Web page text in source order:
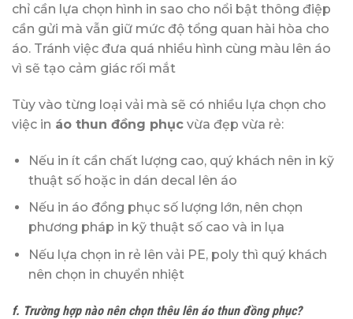
chỉ cần lựa chọn hình in sao cho nổi bật thông điệp
cần gửi mà vẫn giữ mức độ tổng quan hài hòa cho
áo. Tránh việc đưa quá nhiều hình cùng màu lên áo
vì sẽ tạo cảm giác rối mắt
Tùy vào từng loại vải mà sẽ có nhiều lựa chọn cho
việc in áo thun đồng phục vừa đẹp vừa rẻ:
Nếu in ít cần chất lượng cao, quý khách nên in kỹ
thuật số hoặc in dán decal lên áo
Nếu in áo đồng phục số lượng lớn, nên chọn
phương pháp in kỹ thuật số cao và in lụa
Nếu lựa chọn in rẻ lên vải PE, poly thì quý khách
nên chọn in chuyển nhiệt
f. Trường hợp nào nên chọn thêu lên áo thun đồng phục?